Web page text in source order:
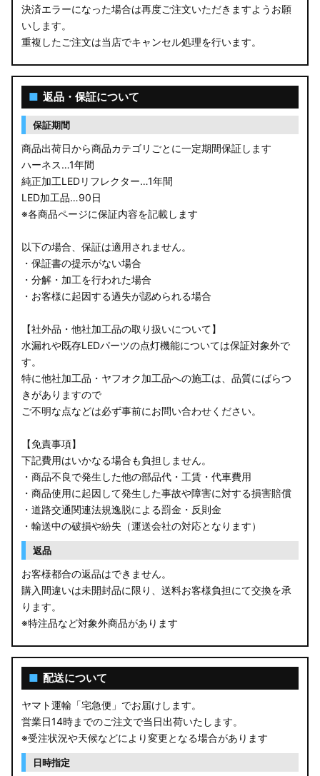
決済エラーになった場合は再度ご注文いただきますようお願
いします。
重複したご注文は当店でキャンセル処理を行います。
■ 返品・保証について
保証期間
商品出荷日から商品カテゴリごとに一定期間保証します
ハーネス…1年間
純正加工LEDリフレクター…1年間
LED加工品…90日
※各商品ページに保証内容を記載します
以下の場合、保証は適用されません。
・保証書の提示がない場合
・分解・加工を行われた場合
・お客様に起因する過失が認められる場合
【社外品・他社加工品の取り扱いについて】
水漏れや既存LEDパーツの点灯機能については保証対象外で
す。
特に他社加工品・ヤフオク加工品への施工は、品質にばらつ
きがありますので
ご不明な点などは必ず事前にお問い合わせください。
【免責事項】
下記費用はいかなる場合も負担しません。
・商品不良で発生した他の部品代・工賃・代車費用
・商品使用に起因して発生した事故や障害に対する損害賠償
・道路交通関連法規逸脱による罰金・反則金
・輸送中の破損や紛失（運送会社の対応となります）
返品
お客様都合の返品はできません。
購入間違いは未開封品に限り、送料お客様負担にて交換を承
ります。
※特注品など対象外商品があります
■ 配送について
ヤマト運輸「宅急便」でお届けします。
営業日14時までのご注文で当日出荷いたします。
※受注状況や天候などにより変更となる場合があります
日時指定